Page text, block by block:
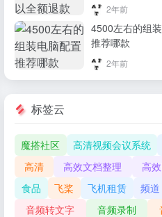
2年前
4500左右的组
推荐哪款
2年前
标签云
魔搭社区 高清视频会议系统
高清
高效文档整理
高
食品
飞桨 飞机租赁 频道
音频转文字
音频录制